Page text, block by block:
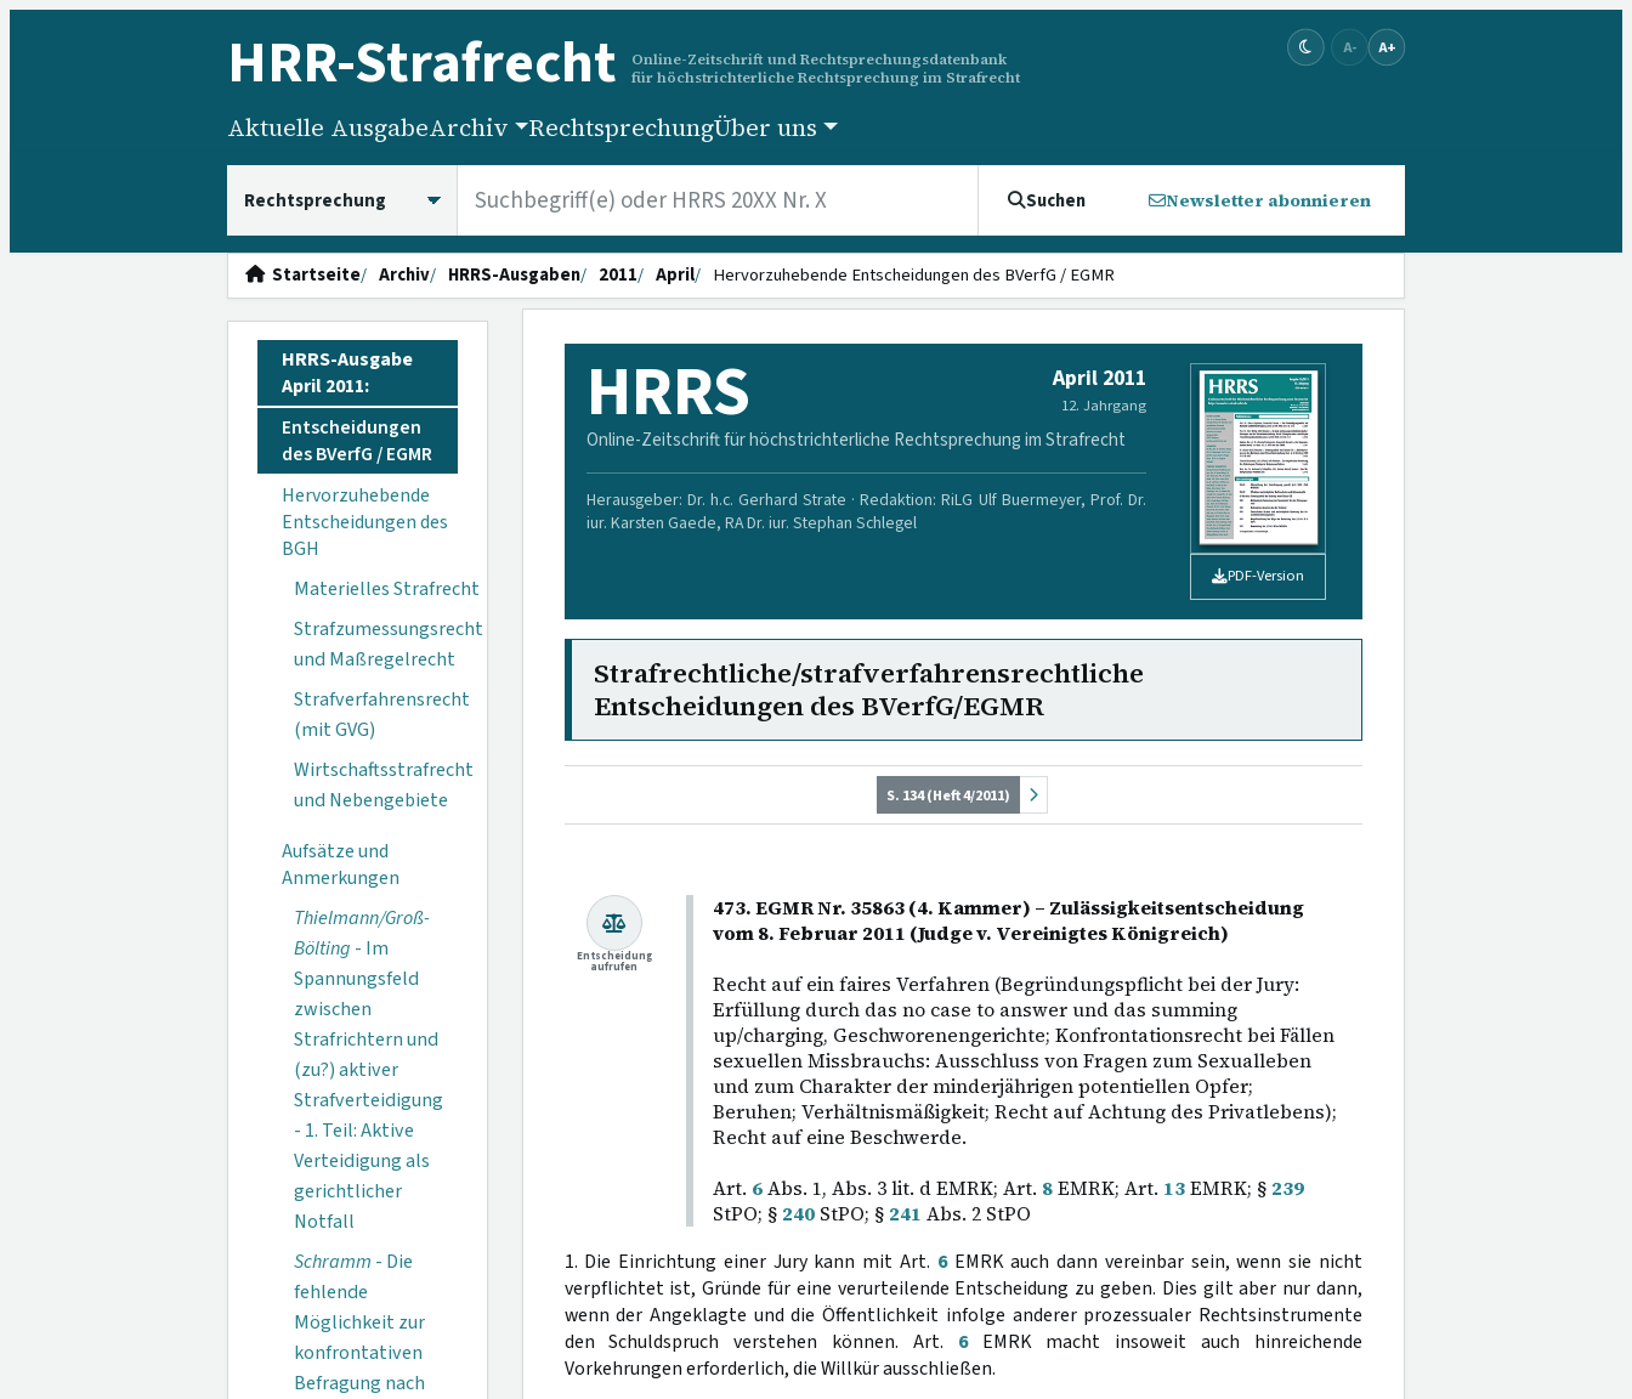
HRR-Strafrecht
Online-Zeitschrift und Rechtsprechungsdatenbank
für höchstrichterliche Rechtsprechung im Strafrecht
A- A+
Aktuelle AusgabeArchiv RechtsprechungÜber uns
Suchen Newsletter abonnieren
Startseite Archiv HRRS-Ausgaben 2011 April Hervorzuhebende Entscheidungen des BVerfG / EGMR
HRRS-Ausgabe
April 2011:
Entscheidungen
des BVerfG / EGMR
Hervorzuhebende
Entscheidungen des
BGH
Materielles Strafrecht
Strafzumessungsrecht
und Maßregelrecht
Strafverfahrensrecht
(mit GVG)
Wirtschaftsstrafrecht
und Nebengebiete
Aufsätze und
Anmerkungen
Thielmann/Groß-
Bölting - Im
Spannungsfeld
zwischen
Strafrichtern und
(zu?) aktiver
Strafverteidigung
- 1. Teil: Aktive
Verteidigung als
gerichtlicher
Notfall
Schramm - Die
fehlende
Möglichkeit zur
konfrontativen
Befragung nach
HRRS April 2011
12. Jahrgang
Online-Zeitschrift für höchstrichterliche Rechtsprechung im Strafrecht
Herausgeber: Dr. h.c. Gerhard Strate · Redaktion: RiLG Ulf Buermeyer, Prof. Dr.
iur. Karsten Gaede, RA Dr. iur. Stephan Schlegel
PDF-Version
Strafrechtliche/strafverfahrensrechtliche
Entscheidungen des BVerfG/EGMR
S. 134 (Heft 4/2011)
473. EGMR Nr. 35863 (4. Kammer) – Zulässigkeitsentscheidung
vom 8. Februar 2011 (Judge v. Vereinigtes Königreich)
Recht auf ein faires Verfahren (Begründungspflicht bei der Jury:
Erfüllung durch das no case to answer und das summing
up/charging, Geschworenengerichte; Konfrontationsrecht bei Fällen
sexuellen Missbrauchs: Ausschluss von Fragen zum Sexualleben
und zum Charakter der minderjährigen potentiellen Opfer;
Beruhen; Verhältnismäßigkeit; Recht auf Achtung des Privatlebens);
Recht auf eine Beschwerde.
Art. 6Abs. 1, Abs. 3 lit. d EMRK; Art. 8EMRK; Art. 13EMRK; § 239
StPO; § 240StPO; § 241 Abs. 2 StPO
Entscheidung
aufrufen
1. Die Einrichtung einer Jury kann mit Art. 6EMRK auch dann vereinbar sein, wenn sie nicht
verpflichtet ist, Gründe für eine verurteilende Entscheidung zu geben. Dies gilt aber nur dann,
wenn der Angeklagte und die Öffentlichkeit infolge anderer prozessualer Rechtsinstrumente
den Schuldspruch verstehen können. Art. 6EMRK macht insoweit auch hinreichende
Vorkehrungen erforderlich, die Willkür ausschließen.